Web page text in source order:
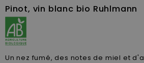
Pinot, vin blanc bio Ruhlmann
Un nez fumé, des notes de miel et